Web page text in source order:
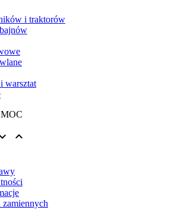
i traktorów
warsztat

zamiennych